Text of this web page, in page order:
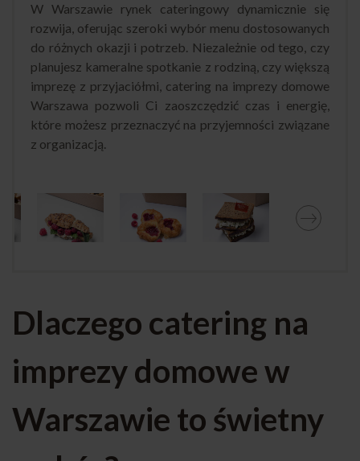
W Warszawie rynek cateringowy dynamicznie się
rozwija, oferując szeroki wybór menu dostosowanych
do różnych okazji i potrzeb. Niezależnie od tego, czy
planujesz kameralne spotkanie z rodziną, czy większą
imprezę z przyjaciółmi, catering na imprezy domowe
Warszawa pozwoli Ci zaoszczędzić czas i energię,
które możesz przeznaczyć na przyjemności związane
z organizacją.
Dlaczego catering na
imprezy domowe w
Warszawie to świetny